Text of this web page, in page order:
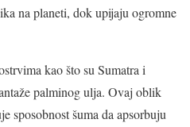
na planeti, dok upijaju ogromne
kao što su Sumatra i
palminog ulja. Ovaj oblik
sposobnost šuma da apsorbuju